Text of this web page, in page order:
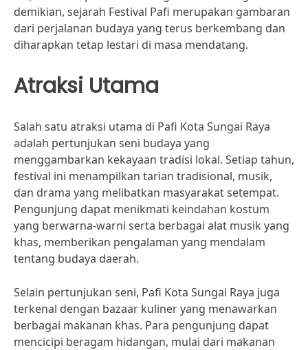
demikian, sejarah Festival Pafi merupakan gambaran
dari perjalanan budaya yang terus berkembang dan
diharapkan tetap lestari di masa mendatang.
Atraksi Utama
Salah satu atraksi utama di Pafi Kota Sungai Raya
adalah pertunjukan seni budaya yang
menggambarkan kekayaan tradisi lokal. Setiap tahun,
festival ini menampilkan tarian tradisional, musik,
dan drama yang melibatkan masyarakat setempat.
Pengunjung dapat menikmati keindahan kostum
yang berwarna-warni serta berbagai alat musik yang
khas, memberikan pengalaman yang mendalam
tentang budaya daerah.
Selain pertunjukan seni, Pafi Kota Sungai Raya juga
terkenal dengan bazaar kuliner yang menawarkan
berbagai makanan khas. Para pengunjung dapat
mencicipi beragam hidangan, mulai dari makanan